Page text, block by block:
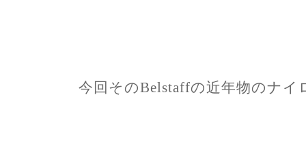
今回そのBelstaffの近年物のナ